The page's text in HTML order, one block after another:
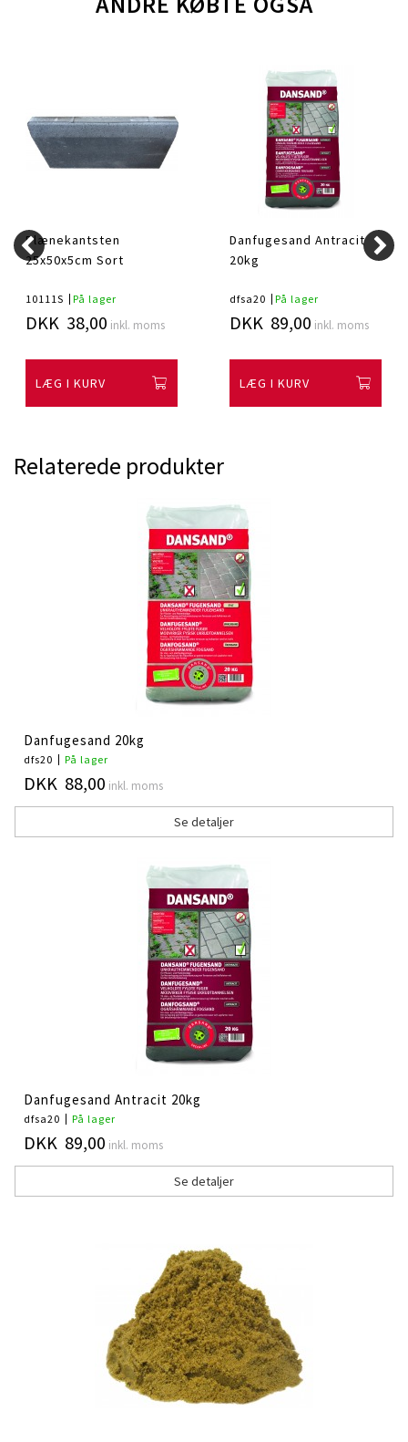
Plænekantsten
25x50x5cm Sort
10111S På lager
DKK 38,00 inkl. moms
LÆG I KURV
Danfugesand Antracit
20kg
dfsa20 På lager
DKK 89,00 inkl. moms
LÆG I KURV
Relaterede produkter
Danfugesand 20kg
dfs20 På lager
DKK 88,00 inkl. moms
Se detaljer
Danfugesand Antracit 20kg
dfsa20 På lager
DKK 89,00 inkl. moms
Se detaljer